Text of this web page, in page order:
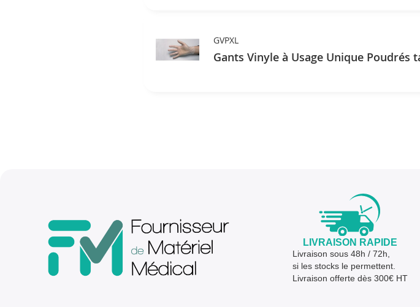
GVPXL
Gants Vinyle à Usage Unique Poudrés
LIVRAISON RAPIDE
Livraison sous 48h / 72h,
si les stocks le permettent.
Livraison offerte dès 300€ HT